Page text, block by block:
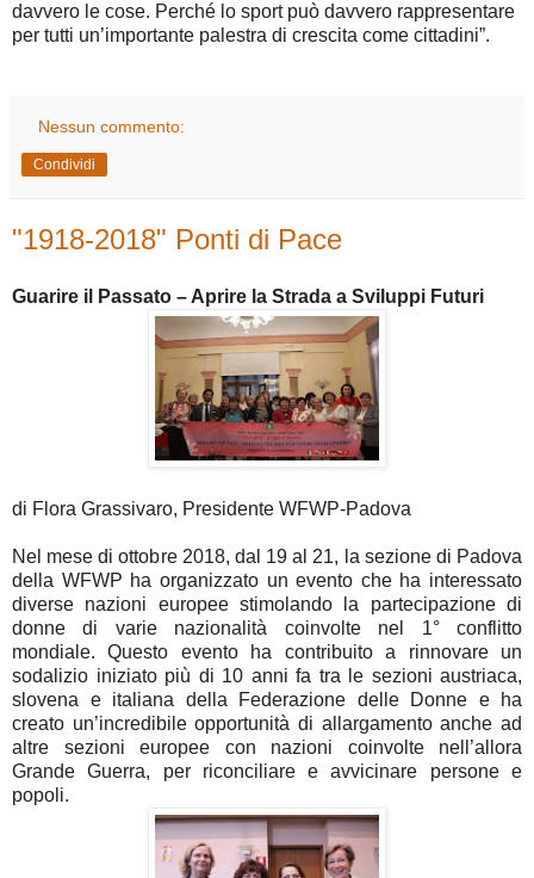
davvero le cose. Perché lo sport può davvero rappresentare
per tutti un’importante palestra di crescita come cittadini”.
Nessun commento:
Condividi
"1918-2018" Ponti di Pace
Guarire il Passato – Aprire la Strada a Sviluppi Futuri
di Flora Grassivaro, Presidente WFWP-Padova
Nel mese di ottobre 2018, dal 19 al 21, la sezione di Padova
della WFWP ha organizzato un evento che ha interessato
diverse nazioni europee stimolando la partecipazione di
donne di varie nazionalità coinvolte nel 1° conflitto
mondiale. Questo evento ha contribuito a rinnovare un
sodalizio iniziato più di 10 anni fa tra le sezioni austriaca,
slovena e italiana della Federazione delle Donne e ha
creato un’incredibile opportunità di allargamento anche ad
altre sezioni europee con nazioni coinvolte nell’allora
Grande Guerra, per riconciliare e avvicinare persone e
popoli.